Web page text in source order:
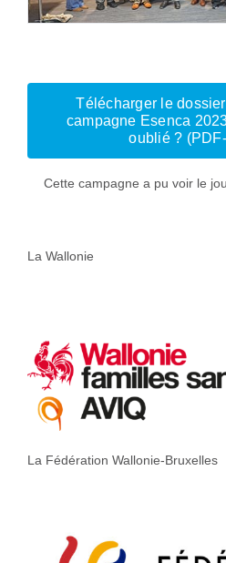
Télécharger le
campagne Esenca
oublié ?
Cette campagne a pu voir le
La Wallonie
La Fédération Wallonie-Bruxelles